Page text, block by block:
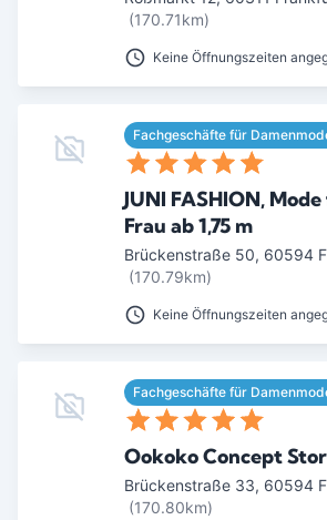
(170.71km)
Keine Öffnungszeiten
Fachgeschäfte für
JUNI FASHION,
Frau ab 1,75 m
Brückenstraße 50, 60594
(170.79km)
Keine Öffnungszeiten
Fachgeschäfte für
Ookoko Concept
Brückenstraße 33, 60594
(170.80km)